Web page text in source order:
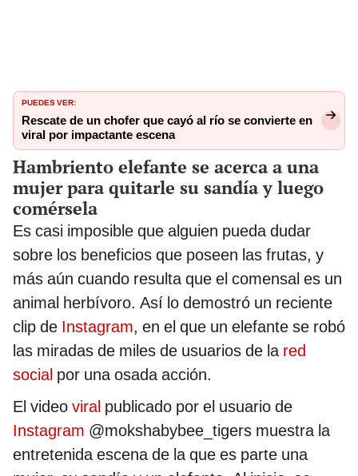
PUEDES VER:
Rescate de un chofer que cayó al río se convierte en
viral por impactante escena
Hambriento elefante se acerca a una
mujer para quitarle su sandía y luego
comérsela
Es casi imposible que alguien pueda dudar
sobre los beneficios que poseen las frutas, y
más aún cuando resulta que el comensal es un
animal herbívoro. Así lo demostró un reciente
clip de Instagram, en el que un elefante se robó
las miradas de miles de usuarios de la red
social por una osada acción.
El video viral publicado por el usuario de
Instagram @mokshabybee_tigers muestra la
entretenida escena de la que es parte una